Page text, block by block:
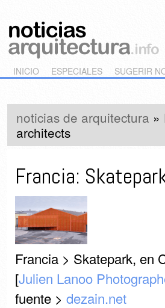
Main menu
Skip to primary content
Skip to secondary content
INICIO ESPECIALES SUGERIR
noticias de arquitectura »
architects
Francia:
Francia > Skatepark, en
[Julien Lanoo
fuente > dezain.net